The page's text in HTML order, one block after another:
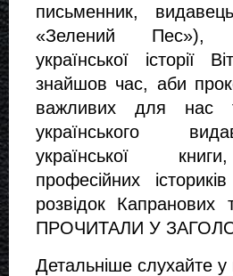
письменник,
«Зелений Пес»),
української історії
знайшов час, аби
важливих для
українського
української
професійних
розвідок
ПРОЧИТАЛИ У
Детальніше слухайте у